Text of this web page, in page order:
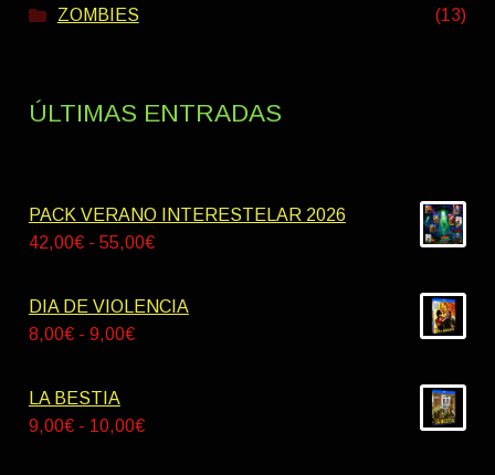
ZOMBIES (13)
ÚLTIMAS ENTRADAS
PACK VERANO INTERESTELAR 2026
42,00€ - 55,00€Rango
precios:
DIA DE VIOLENCIA
8,00€ - 9,00€Rango
desde
LA BESTIA
9,00€ - 10,00€Rango